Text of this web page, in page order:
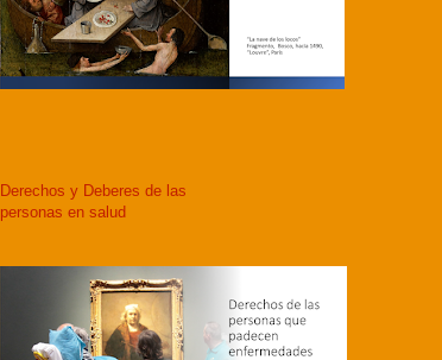
Derechos y Deberes de las
personas en salud